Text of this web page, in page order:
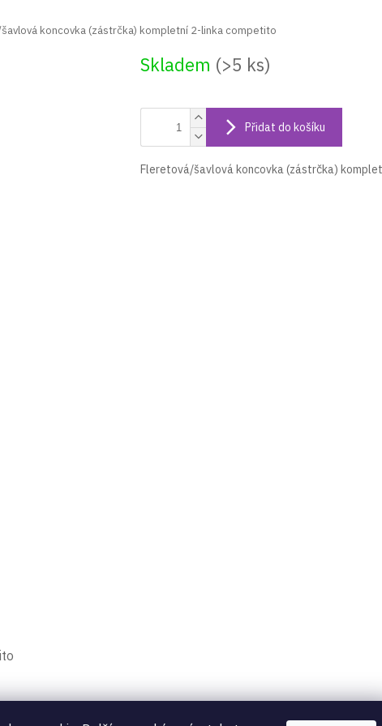
koncovka (zástrčka) kompletní 2-linka competito
Skladem (>5 ks)
Přidat do košíku
Fleretová/šavlová koncovka (zástrčka)